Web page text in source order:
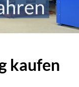
kaufen